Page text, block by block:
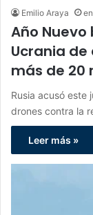
Emilio Araya
Año
Ucrania
más de 20
Rusia acusó este
drones contra la
Leer más »